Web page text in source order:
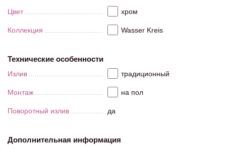
Цвет хром
Коллекция Wasser Kreis
Технические особенности
Излив традиционный
Монтаж на пол
Поворотный излив да
Дополнительная информация